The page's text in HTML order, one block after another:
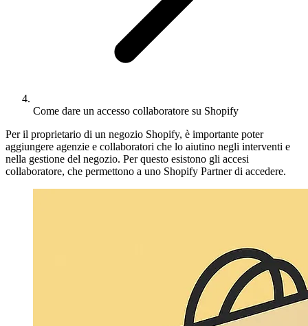
Come dare un accesso collaboratore su Shopify
Per il proprietario di un negozio Shopify, è importante poter
aggiungere agenzie e collaboratori che lo aiutino negli interventi e
nella gestione del negozio. Per questo esistono gli accesi
collaboratore, che permettono a uno Shopify Partner di accedere.